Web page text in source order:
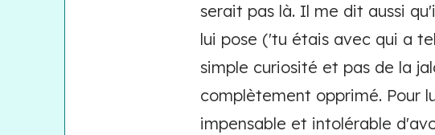
serait pas là. Il me dit aussi
lui pose ('tu étais avec qui a
simple curiosité et pas de la
complètement opprimé. Pour
impensable et intolérable